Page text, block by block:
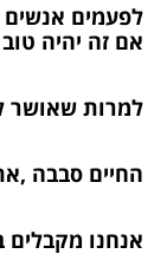
לפעמים
אם זה יהיה
למרות שאושר
החיים סבבה
אנחנו מקבלים